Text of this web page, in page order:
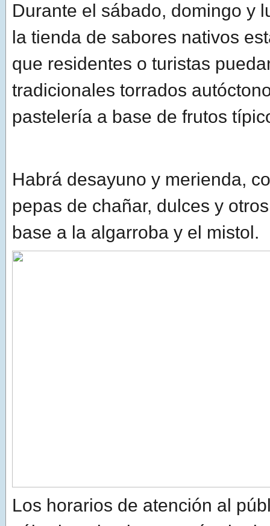
Durante el sábado, domingo y
la tienda de sabores nativos
que residentes o turistas
tradicionales torrados
pastelería a base de frutos
Habrá desayuno y merienda,
pepas de chañar, dulces y
base a la algarroba y el mistol.
Los horarios de atención al